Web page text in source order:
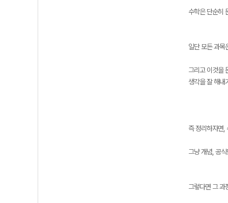
수학은 단순히
일단 모든 과목
그리고 이것을
생각을 잘 해내
즉 정리하자면,
그냥 개념, 공
그렇다면 그 과